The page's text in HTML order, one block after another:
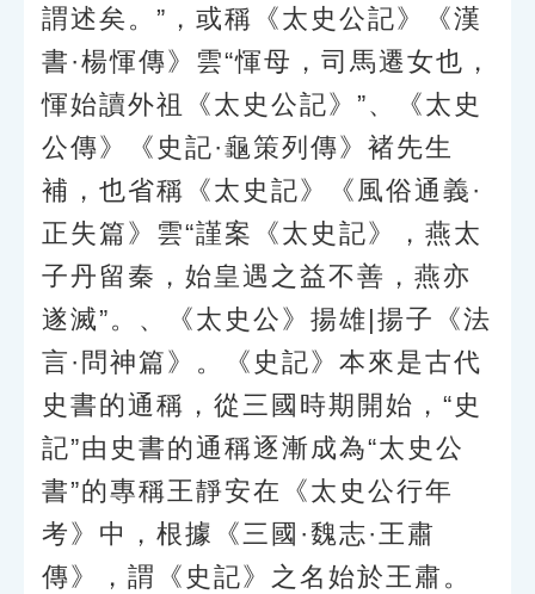
謂述矣。”，或稱《太史公記》《漢
書·楊惲傳》雲“惲母，司馬遷女也，
惲始讀外祖《太史公記》”、《太史
公傳》《史記·龜策列傳》褚先生
補，也省稱《太史記》《風俗通義·
正失篇》雲“謹案《太史記》，燕太
子丹留秦，始皇遇之益不善，燕亦
遂滅”。、《太史公》揚雄|揚子《法
言·問神篇》。《史記》本來是古代
史書的通稱，從三國時期開始，“史
記”由史書的通稱逐漸成為“太史公
書”的專稱王靜安在《太史公行年
考》中，根據《三國·魏志·王肅
傳》，謂《史記》之名始於王肅。